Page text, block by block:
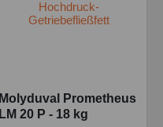
Molyduval Prometheus
LM 20 P - 18 kg